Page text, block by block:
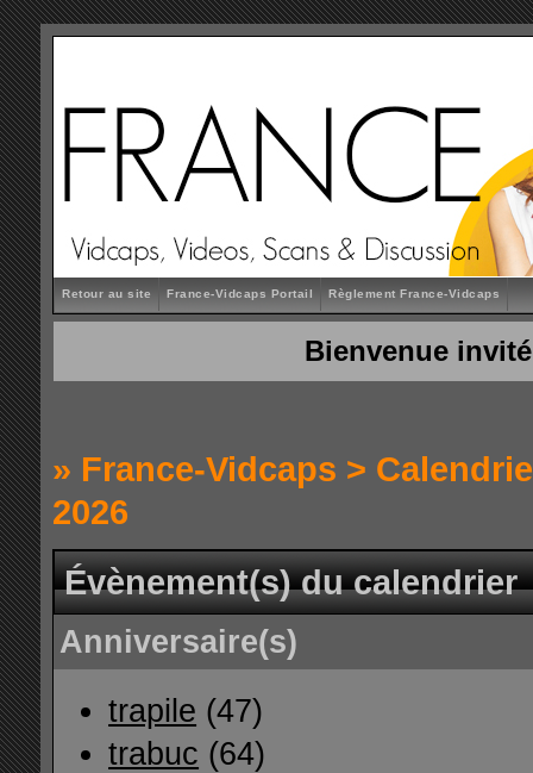
Retour au site France-Vidcaps Portail Règlement France-Vidcaps
Bienvenue invité
» France-Vidcaps >
2026
Évènement(s) du calendrier
Anniversaire(s)
trapile (47)
trabuc (64)